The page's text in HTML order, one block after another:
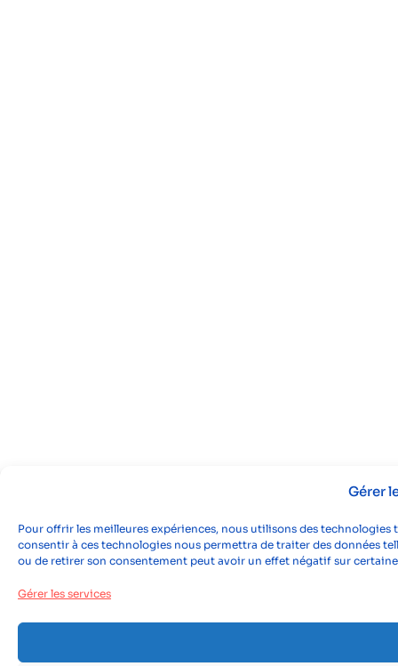
Gérer
Pour offrir les meilleures expériences, nous utilisons des
consentir à ces technologies nous permettra de traiter des données
ou de retirer son consentement peut avoir un effet négatif sur
Gérer les services